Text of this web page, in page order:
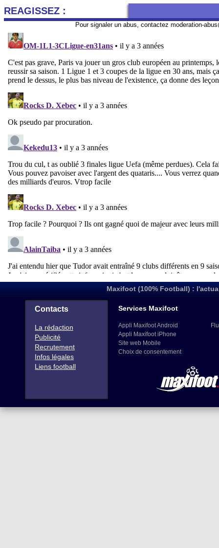
REAGISSEZ :
Pour signaler un abus, contactez moderation-
Maxifoot (100% Football) :
Contacts
La rédaction
Publicité
Recrutement
Infos légales
Liens football
Services Maxifoot
Appli Maxifoot Android
Appli Maxifoot iPhone
Site web Mobile
Choix de consentement